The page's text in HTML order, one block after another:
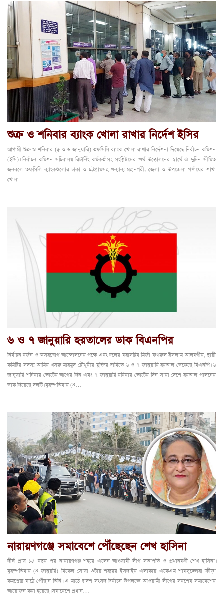
শুক্র ও শনিবার ব্যাংক খোলা রাখার নির্দেশ ইসির
আগামী শুক্র ও শনিবার (৫ ও ৬ জানুয়ারি) তফসিলি ব্যাংক খোলা রাখার নির্দেশনা দিয়েছে নির্বাচন কমিশন
(ইসি)। নির্বাচন কমিশন সচিবালয় রিটার্নিং কর্মকর্তাসহ সংশ্লিষ্টদের অর্থ উত্তোলনের স্বার্থে এ দুদিন সীমিত
জনবলে তফসিলি ব্যাংকগুলোর ঢাকা ও চট্টগ্রামসহ অন্যান্য মহানগরী, জেলা ও উপজেলা পর্যায়ের শাখা
খোলা…
৬ ও ৭ জানুয়ারি হরতালের ডাক বিএনপির
নির্বাচন বর্জন ও অসহযোগ আন্দোলনের পক্ষে এবং দলের মহাসচিব মির্জা ফখরুল ইসলাম আলমগীর, স্থায়ী
কমিটির সদস্য আমির খসরু মাহমুদ চৌধুরীর মুক্তির দাবিতে ৬ ও ৭ জানুয়ারি হরতাল ডেকেছে বিএনপি। ৬
জানুয়ারি শনিবার ভোটের আগের দিন এবং ৭ জানুয়ারি রবিবার ভোটের দিন সারা দেশে হরতাল পালনের
ডাক দিয়েছে দলটি। বৃহস্পতিবার (৪…
নারায়ণগঞ্জে সমাবেশে পৌঁছেছেন শেখ হাসিনা
দীর্ঘ প্রায় ১৫ বছর পর নারায়ণগঞ্জ শহরে এলেন আওয়ামী লীগ সভাপতি ও প্রধানমন্ত্রী শেখ হাসিনা।
বৃহস্পতিবার (৪ জানুয়রি) বিকেল সোয়া ৩টায় শহরের ইসদাইর এলাকায় একেএম শামসুজ্জোহা ক্রীড়া
কমপ্লেক্স মাঠে পৌঁছান তিনি। এ মাঠে দ্বাদশ সংসদ নির্বাচন উপলক্ষে আওয়ামী লীগের সবশেষ সমাবেশের
আয়োজন করা হয়েছে। সমাবেশে প্রধান…